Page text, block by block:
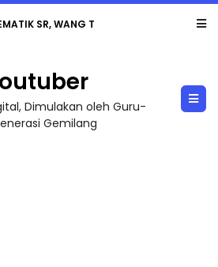
6 OLEH CIKGU ANITA #ALLINONE #141 #...
Dimulakan oleh Guru-
Gemilang